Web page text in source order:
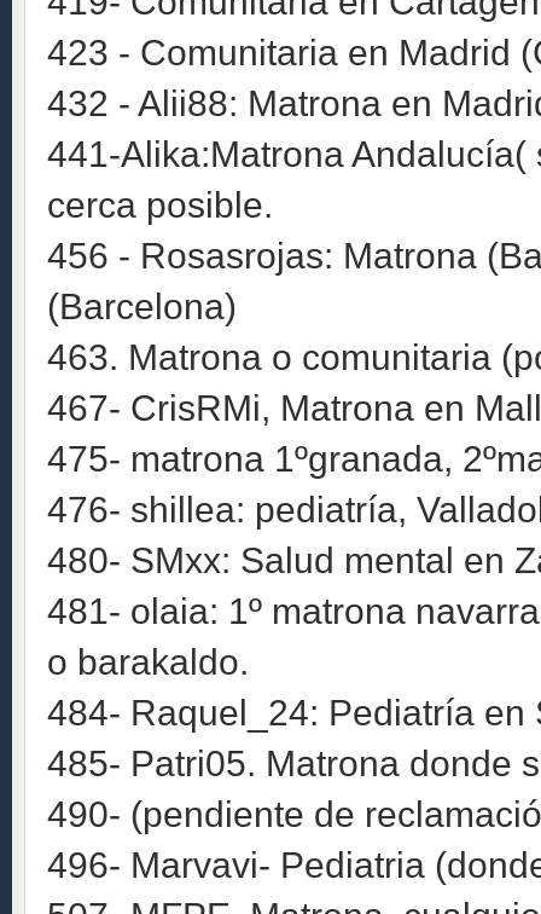
423 - Comunitaria en Madrid
432 - Alii88: Matrona en
441-Alika:Matrona
cerca posible.
456 - Rosasrojas: Matrona
(Barcelona)
463. Matrona o comunitaria
467- CrisRMi, Matrona en
475- matrona 1ºgranada,
476- shillea: pediatría,
480- SMxx: Salud mental en
481- olaia: 1º matrona
o barakaldo.
484- Raquel_24: Pediatría en
485- Patri05. Matrona donde
490- (pendiente de
496- Marvavi- Pediatria